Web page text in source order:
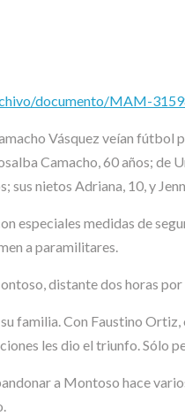
documento/MAM-
Vásquez veían
Camacho, 60 años; de
sus nietos Adriana, 10, y
especiales medidas de
a paramilitares.
distante dos horas
familia. Con Faustino
les dio el triunfo. Sólo
a Montoso hace